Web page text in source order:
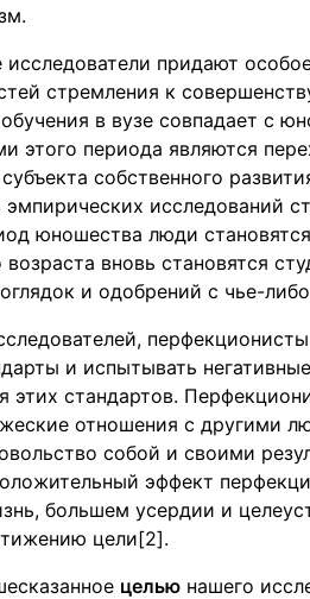
придают
стремления к
в вузе совпадает с
этого периода являются
собственного
эмпирических исследований
юношества люди
вновь становятся
и одобрений с чье-
и испытывать
этих стандартов.
отношения с другими
собой и своими
эффект
большем усердии и
цели[2].
целью нашего